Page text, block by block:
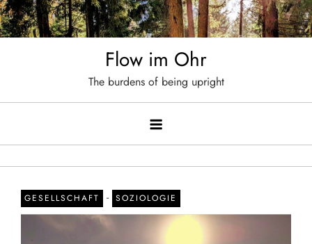
Skip
to
Flow im Ohr
The burdens of being upright
GESELLSCHAFT - SOZIOLOGIE